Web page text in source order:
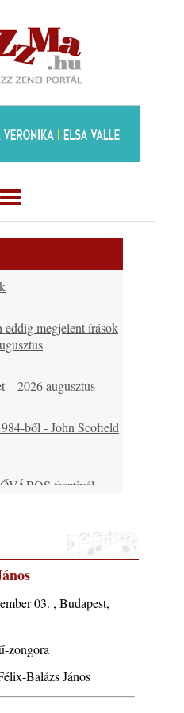
megjelent írások
– 2026 augusztus
ből - John Scofield
fesztivál,
rész: Juhász
ból - John Scofield
ből - John Scofield
03. , Budapest,
zongora
Balázs János